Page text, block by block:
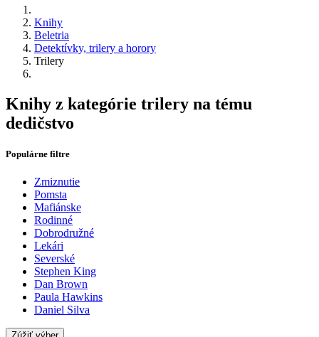
Knihy
Beletria
Detektívky, trilery a horory
Trilery
Knihy z kategórie trilery na tému
dedičstvo
Populárne filtre
Zmiznutie
Pomsta
Mafiánske
Rodinné
Dobrodružné
Lekári
Severské
Stephen King
Dan Brown
Paula Hawkins
Daniel Silva